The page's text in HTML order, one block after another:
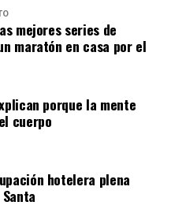
mejores series de
maratón en casa por el
porque la mente
cuerpo
hotelera plena